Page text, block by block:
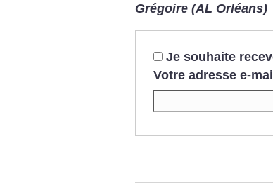
Grégoire (AL Orléans)
Je souhaite
Votre adresse e-mail